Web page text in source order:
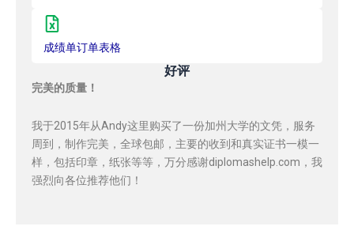
成绩单订单表格
好评
完美的质量！
我于2015年从Andy这里购买了一份加州大学的文凭，服务
周到，制作完美，全球包邮，主要的收到和真实证书一模一
样，包括印章，纸张等等，万分感谢diplomashelp.com，我
强烈向各位推荐他们！